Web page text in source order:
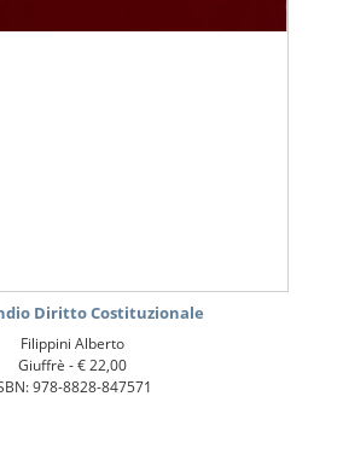
Diritto Costituzionale
Filippini Alberto
Giuffrè -€ 22,00
978-8828-847571